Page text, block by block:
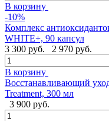
В корзину
-10%
Комплекс
WHITE+, 90 капсул
3 300 руб.
2 970 руб.
В корзину
Восстанавливающий
Treatment, 300 мл
3 900 руб.